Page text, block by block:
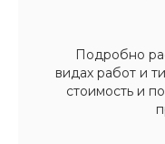
Подробно
видах работ и
стоимость и